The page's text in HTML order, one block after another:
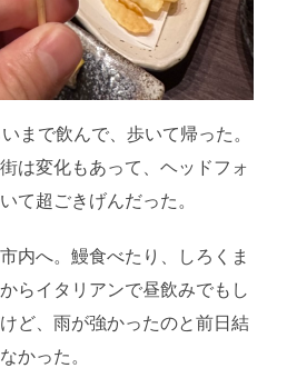
まで飲んで、歩いて帰った。
は変化もあって、ヘッドフォ
て超ごきげんだった。
内へ。鰻食べたり、しろくま
らイタリアンで昼飲みでもし
ど、雨が強かったのと前日結
かった。